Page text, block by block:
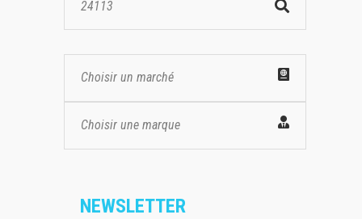
Choisir un marché
Choisir une marque
NEWSLETTER